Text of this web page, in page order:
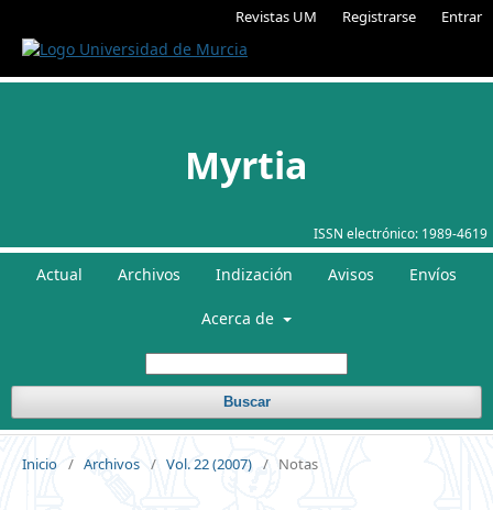
Revistas UM Registrarse Entrar
ISSN electrónico: 1989-4619
Myrtia
Actual Archivos Indización Avisos Envíos
Acerca de
Buscar
Inicio / Archivos / Vol. 22 (2007) / Notas